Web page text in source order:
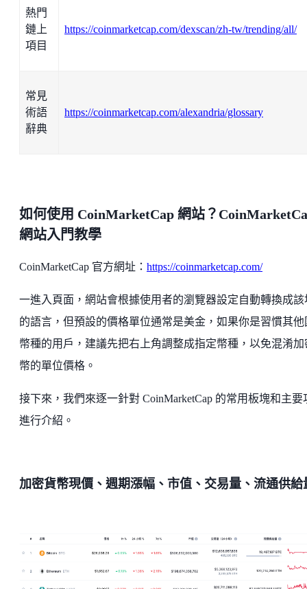
熱門
鏈上
項目
https://coinmarketcap.com/dexscan/zh-tw/trending/all/
常見
術語
辭典
https://coinmarketcap.com/alexandria/glossary
如何使用 CoinMarketCap 網站？
網站入門教學
CoinMarketCap 官方網址： https://coinmarketcap.com/
一進入頁面，網站會根據使用者的瀏覽器設定自動轉換成該
的語言，但預設的價格單位通常是美金，如果你是習慣其他
幣種的用戶，建議先把右上角調整成指定幣種，以免混淆加
幣的單位價格。
接下來，我們來逐一針對 CoinMarketCap 的常用板塊和主要
進行介紹。
加密貨幣現價、週期漲幅、市值、交易量、流通供給